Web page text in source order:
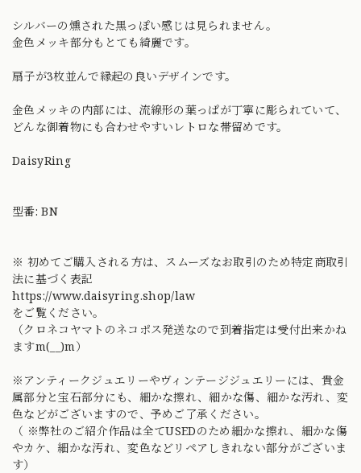
シルバーの燻された黒っぽい感じは見られません。
金色メッキ部分もとても綺麗です。
扇子が3枚並んで縁起の良いデザインです。
金色メッキの内部には、流線形の葉っぱが丁寧に彫られていて、
どんな御着物にも合わせやすいレトロな帯留めです。
DaisyRing
型番: BN
※ 初めてご購入される方は、スムーズなお取引のため特定商取引
法に基づく表記
https://www.daisyring.shop/law
をご覧ください。
（クロネコヤマトのネコポス発送なので到着指定は受付出来かね
ますm(__)m）
※アンティークジュエリーやヴィンテージジュエリーには、貴金
属部分と宝石部分にも、細かな擦れ、細かな傷、細かな汚れ、変
色などがございますので、予めご了承ください。
（ ※弊社のご紹介作品は全てUSEDのため細かな擦れ、細かな傷
やカケ、細かな汚れ、変色などリペアしきれない部分がございま
す）